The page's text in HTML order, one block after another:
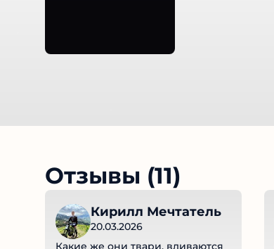
Отзывы (11)
Кирилл Мечтатель
20.03.2026
Какие же они твари, вливаются